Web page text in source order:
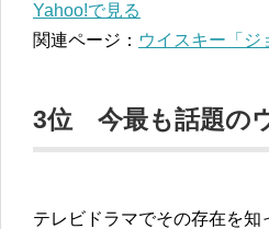
Yahoo!で見る
関連ページ： ウイスキー「ジ
3位 今最も話題の
テレビドラマでその存在を知